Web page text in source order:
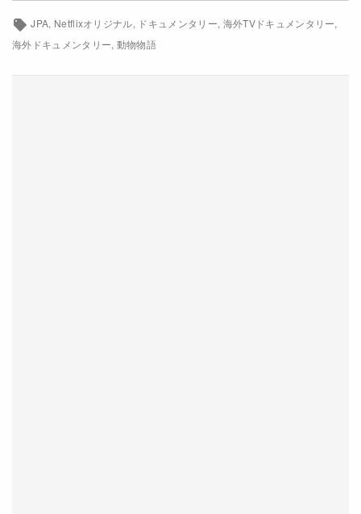
JPA Netflixオリジナル ドキュメンタリー 海外TVドキュメンタリー
海外ドキュメンタリー 動物物語